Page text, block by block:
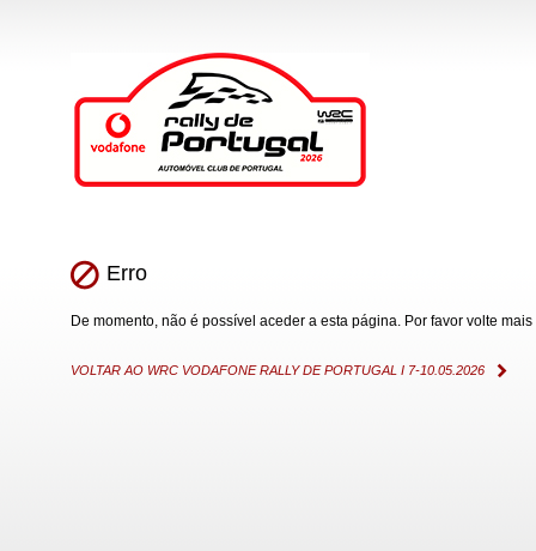
Erro
De momento, não é possível aceder a esta página. Por favor volte mais
VOLTAR AO WRC VODAFONE RALLY DE PORTUGAL I 7-10.05.2026